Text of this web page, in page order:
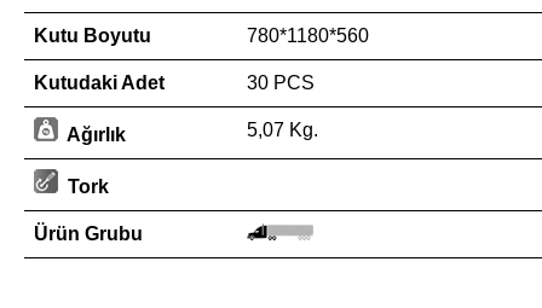
Kutu Boyutu 780*1180*560
Kutudaki Adet 30 PCS
Ağırlık 5,07 Kg.
Tork
Ürün Grubu